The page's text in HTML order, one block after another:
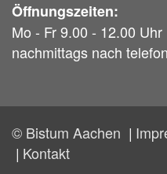
Öffnungszeiten:
Mo - Fr 9.00 - 12.00 Uhr
nachmittags nach
© Bistum Aachen
Kontakt